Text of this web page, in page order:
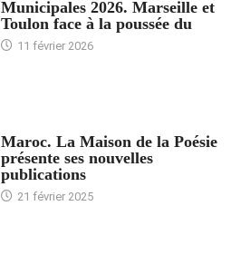
Municipales 2026. Marseille et
Toulon face à la poussée du
11 février 2026
Maroc. La Maison de la Poésie
présente ses nouvelles
publications
21 février 2025